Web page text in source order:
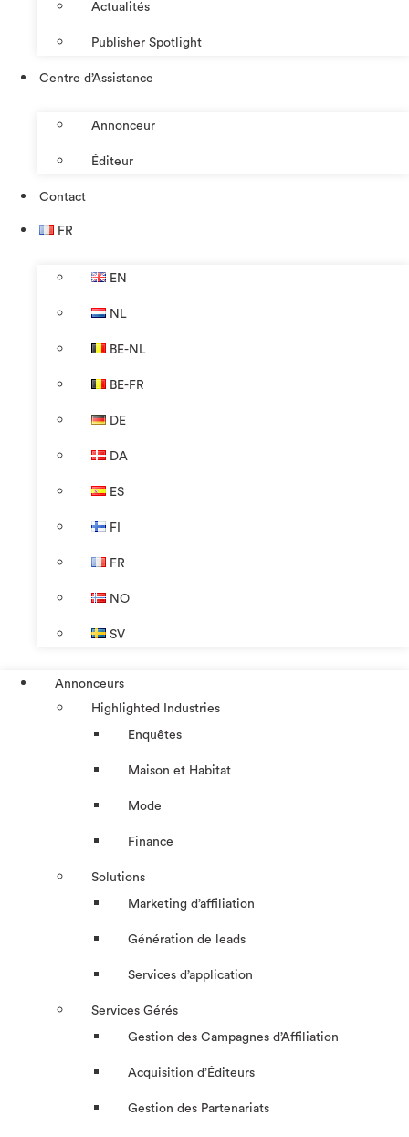
Actualités
Publisher Spotlight
Centre d’Assistance
Annonceur
Éditeur
Contact
FR
EN
NL
BE-NL
BE-FR
DE
DA
ES
FI
FR
NO
SV
Annonceurs
Highlighted Industries
Enquêtes
Maison et Habitat
Mode
Finance
Solutions
Marketing d’affiliation
Génération de leads
Services d’application
Services Gérés
Gestion des Campagnes d’Affiliation​
Acquisition d’Éditeurs
Gestion des Partenariats